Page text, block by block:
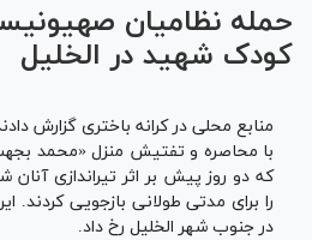
حمله نظامیان
کودک شهید در الخلیل
منابع محلی در کرانه باختری گزارش
که دو روز پیش بر اثر تیراندازی آنان
را برای مدتی طولانی بازجویی کردند.
در جنوب شهر الخلیل رخ داد.